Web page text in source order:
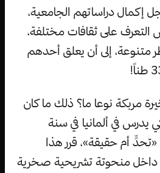
إكمال دراساتهم الجامعية،
على ثقافات مختلفة،
متنوعة، إلى أن يعلق أحدهم
مربكة نوعا ما؟ ذلك ما كان
في ألمانيا في سنة
«تحدٍّ أم حقيقة»، قرر هذا
داخل منحوتة تشريحية صخرية